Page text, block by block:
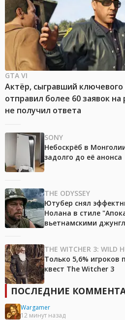
GTA VI
Актёр, сыгравший ключевого
отправил более 60 заявок на
не получил ответа
SONY
Небоскрёб в
задолго до её анонса
THE ODYSSEY
Ютубер снял
Нолана в стиле
вьетнамскими
THE WITCHER 3: WILD
Только 5,6%
квест The Witcher 3
ПОСЛЕДНИЕ
Wargamer
12 минут назад